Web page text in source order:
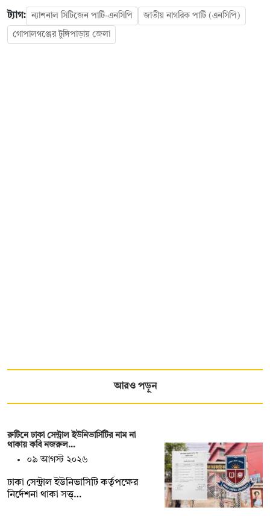
ট্যাগ: ন্যাশনাল সিটিজেন পার্টি-এনসিপি জাতীয় নাগরিক পার্টি (এনসিপি)
গোপালগঞ্জের টুঙ্গিপাড়ায় জেলা
আরও পড়ুন
রুটিনে ঢাকা সেন্ট্রাল ইউনিভার্সিটির নাম না
থাকায় কবি নজরুল…
০৯ আগস্ট ২০২৬
‎ঢাকা সেন্ট্রাল ইউনিভাসিটি কর্তৃপক্ষের
নির্দেশনা থাকা সত্ত্…